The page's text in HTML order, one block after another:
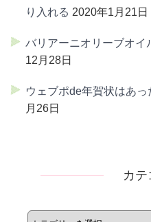
り入れる 2020年1月21日
バリアーニオリーブオイ
12月28日
ウェブポde年賀状はあ
月26日
カテ